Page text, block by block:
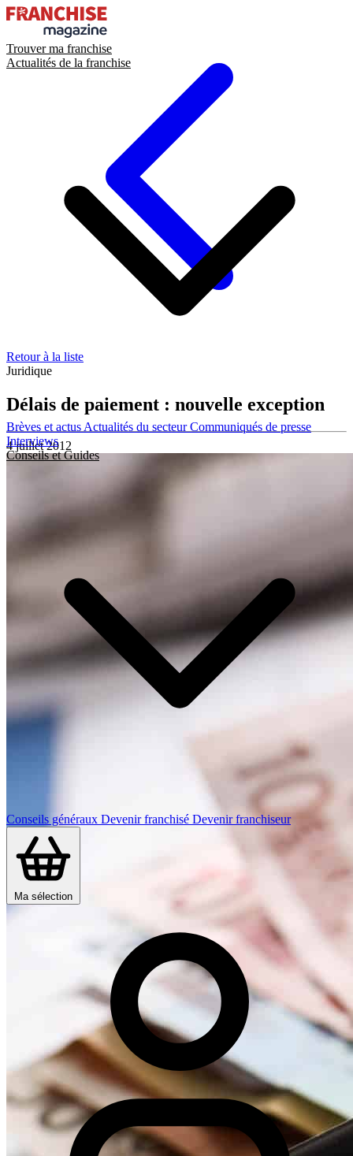
Trouver ma franchise
Actualités de la franchise
Brèves et actus Actualités du secteurCommuniqués de presse
Interviews
Conseils et Guides
Conseils généraux Devenir franchisé Devenir franchiseur
Ma sélection
Retour à la liste
Juridique
Délais de paiement : nouvelle exception
4 juillet 2012